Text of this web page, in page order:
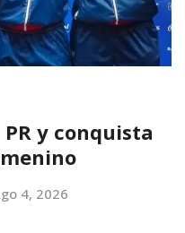
y conquista
4, 2026